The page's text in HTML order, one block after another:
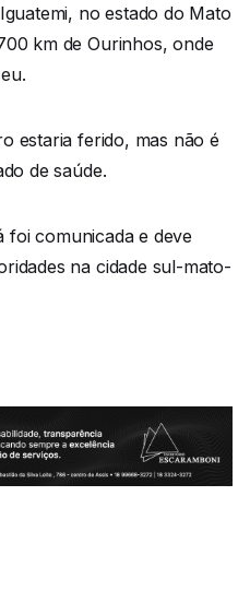
no estado do Mato
km de Ourinhos, onde
estaria ferido, mas não é
de saúde.
foi comunicada e deve
na cidade sul-mato-